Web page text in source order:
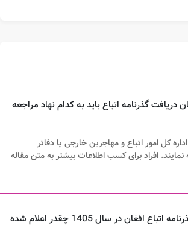
دریافت گذرنامه اتباع باید به کدام نهاد مراجعه
کل امور اتباع و مهاجرین خارجی یا دفاتر
افراد برای کسب اطلاعات بیشتر به متن مقاله
2- ✔️ هزینه تمدید گذرنامه اتباع افغان در سال 1405 چقدر اعلام شده